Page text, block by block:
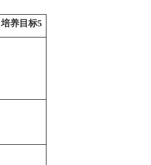
培养目标5